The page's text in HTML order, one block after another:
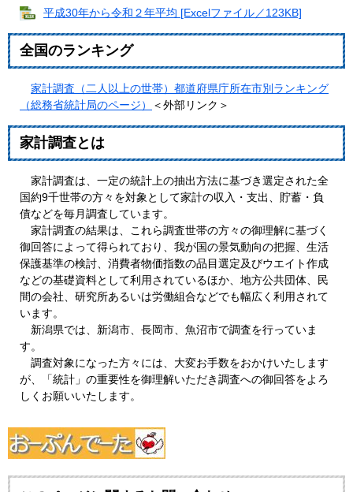
平成30年から令和２年平均 [Excelファイル／123KB]
全国のランキング
家計調査（二人以上の世帯）都道府県庁所在市別ランキング
（総務省統計局のページ）
＜外部リンク＞
家計調査とは
家計調査は、一定の統計上の抽出方法に基づき選定された全
国約9千世帯の方々を対象として家計の収入・支出、貯蓄・負
債などを毎月調査しています。
家計調査の結果は、これら調査世帯の方々の御理解に基づく
御回答によって得られており、我が国の景気動向の把握、生活
保護基準の検討、消費者物価指数の品目選定及びウエイト作成
などの基礎資料として利用されているほか、地方公共団体、民
間の会社、研究所あるいは労働組合などでも幅広く利用されて
います。
新潟県では、新潟市、長岡市、魚沼市で調査を行っていま
す。
調査対象になった方々には、大変お手数をおかけいたします
が、「統計」の重要性を御理解いただき調査への御回答をよろ
しくお願いいたします。